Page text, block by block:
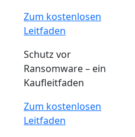
Zum kostenlosen
Leitfaden
Schutz vor
Ransomware – ein
Kaufleitfaden
Zum kostenlosen
Leitfaden